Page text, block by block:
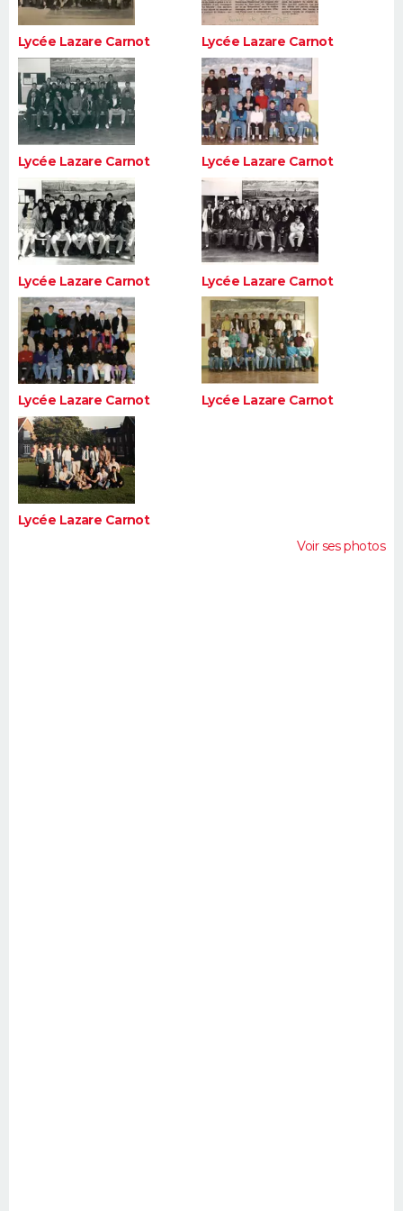
Lycée Lazare Carnot Lycée Lazare Carnot
Lycée Lazare Carnot Lycée Lazare Carnot
Lycée Lazare Carnot Lycée Lazare Carnot
Lycée Lazare Carnot Lycée Lazare Carnot
Lycée Lazare Carnot
Voir ses photos